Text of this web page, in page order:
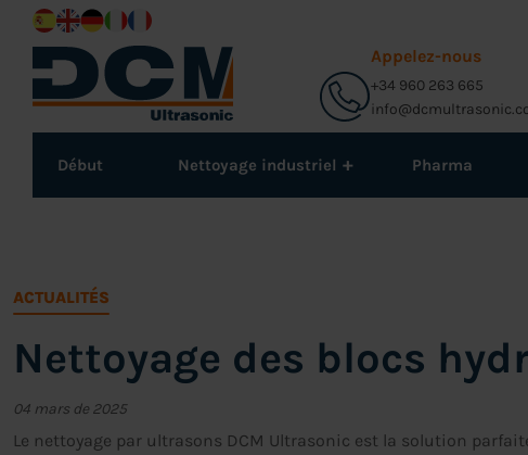
Appelez-nous
+34 960 263 665
Début Nettoyage industriel + Pharma
ACTUALITÉS
Nettoyage des blocs
04 mars de 2025
Le nettoyage par ultrasons DCM Ultrasonic est la solution